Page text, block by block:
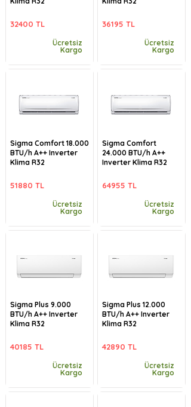
32400 TL
Ücretsiz
Kargo
Sigma Comfort 18.000
BTU/h A++ Inverter
Klima R32
51880 TL
Ücretsiz
Kargo
Sigma Plus 9.000
BTU/h A++ Inverter
Klima R32
40185 TL
Ücretsiz
Kargo
36195 TL
Ücretsiz
Kargo
Sigma Comfort
24.000 BTU/h A++
Inverter Klima R32
64955 TL
Ücretsiz
Kargo
Sigma Plus 12.000
BTU/h A++ Inverter
Klima R32
42890 TL
Ücretsiz
Kargo